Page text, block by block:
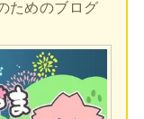
ためのブログ